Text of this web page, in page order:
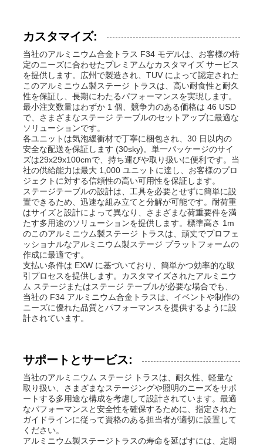
カスタマイズ:
当社のアルミニウム合金トラス F34 モデルは、お客様の特
定のニーズに合わせたプレミアムなカスタマイズ サービス
を提供します。広州で製造され、TUV によって認定された
このアルミニウム製ステージ トラスは、高い耐食性と耐久
性を保証し、長期にわたるパフォーマンスを実現します。
最小注文数量はわずか 1 個、競争力のある価格は 46 USD
で、さまざまなステージ テーブルのセットアップに最適な
ソリューションです。
各ユニットは気泡緩衝材で丁寧に梱包され、30 日以内の
安全な配送を保証します (30sky)。単一パッケージのサイ
ズは29x29x100cmで、持ち運びや取り扱いに便利です。当
社の供給能力は最大 1,000 ユニットに達し、お客様のプロ
ジェクトに対する信頼性の高い可用性を保証します。
ステージテーブルの設計は、工具を必要とせずに簡単に設
置できるため、迅速な組み立てと分解が可能です。耐荷重
はサイズと設計によって異なり、さまざまな荷重要件を満
たす多用途のソリューションを提供します。標準高さ 1m
のこのアルミニウム製ステージ トラスは、頑丈でプロフェ
ッショナルなアルミニウム製ステージ プラットフォームの
作成に最適です。
支払い条件は EXW に基づいており、簡単かつ効率的な取
引プロセスを提供します。カスタマイズされたアルミニウ
ム ステージまたはステージ テーブルが必要な場合でも、
当社の F34 アルミニウム合金トラスは、イベントや制作の
ニーズに優れた品質とパフォーマンスを提供するように設
計されています。
サポートとサービス:
当社のアルミニウム ステージ トラスは、耐久性、軽量な
取り扱い、さまざまなステージングや照明のニーズをサポ
ートする多用途な構成を考慮して設計されています。最適
なパフォーマンスと安全性を確保するために、指定された
ガイドラインに従って資格のある担当者が適切に設置して
ください。
アルミニウム製ステージトラスの寿命を延ばすには、定期